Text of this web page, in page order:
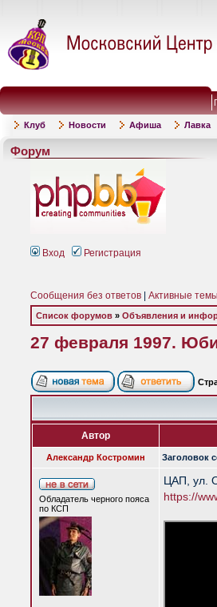
Клуб Новости Афиша Лавка
Форум
Вход Регистрация
Сообщения без ответов Активные темы
Список форумов » Объявления и
27 февраля 1997.
Автор
Александр Костромин Заголовок
Обладатель черного пояса
по КСП
ЦАП, ул.
https://